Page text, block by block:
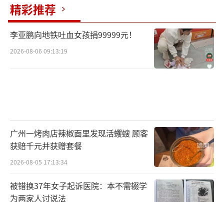
精彩推荐
李亚鹏向地铁吐血女孩捐99999元！
2026-08-06 09:13:19
广州一烤肉店辣椒面里发现活蠼螋 顾客
获赔千元并获赠套餐
2026-08-05 17:13:34
被错换37年女子起诉医院：本不需辍学
为两家人讨说法